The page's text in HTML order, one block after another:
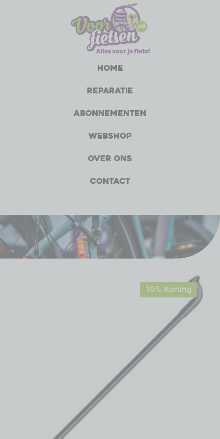
Home
Reparatie
Abonnementen
Webshop
Over ons
Contact
10% Korting